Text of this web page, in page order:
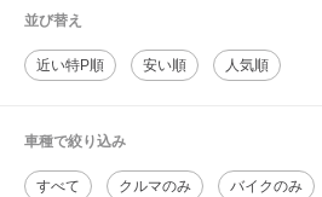
並び替え
近い特P順 安い順 人気順
車種で絞り込み
すべて クルマのみ バイクのみ